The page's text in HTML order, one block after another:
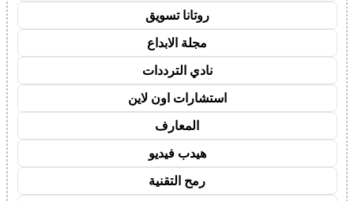
روتانا تسويق
مجلة الابداع
نادي الترددات
استشارات اون لاين
المعارف
هيدب فيديو
رمح التقنية